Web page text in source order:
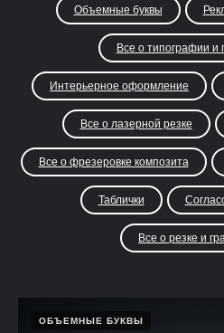
Объемные буквы
Все о типографии и
Интерьерное оформление
Все о лазерной резке
Все о фрезеровке композита
Таблички
Все о резке и
ОБЪЕМНЫЕ БУКВЫ